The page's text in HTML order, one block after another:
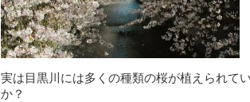
実は目黒川には多くの種類の桜が植えられて
か？